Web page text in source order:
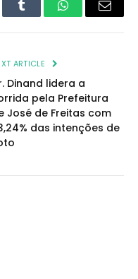
Tumblr WhatsAppEmail
ARTICLE
Dinand lidera a
pela Prefeitura
José de Freitas com
das intenções de